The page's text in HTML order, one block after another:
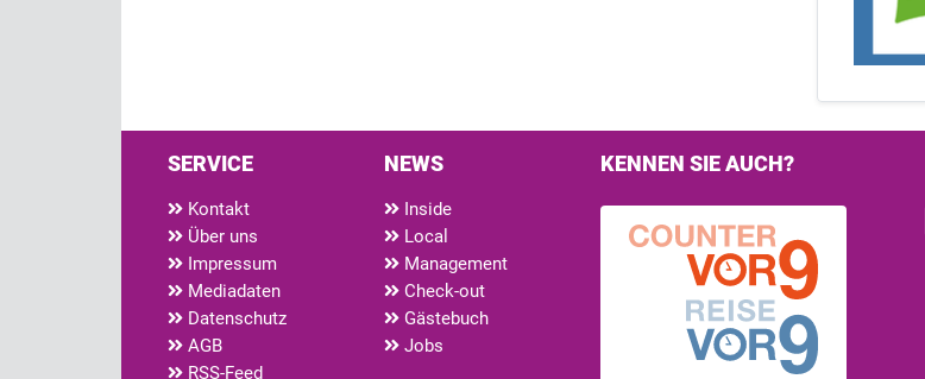
SERVICE
Kontakt
Über uns
Impressum
Mediadaten
Datenschutz
AGB
RSS-Feed
NEWS
Inside
Local
Management
Check-out
Gästebuch
Jobs
KENNEN SIE AUCH?